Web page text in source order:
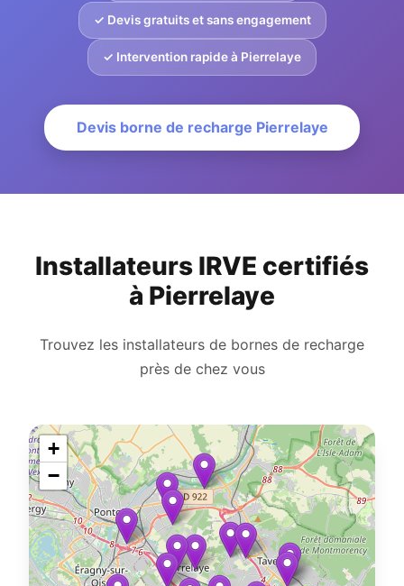
✓ Devis gratuits et sans engagement
✓ Intervention rapide à Pierrelaye
Devis borne de recharge Pierrelaye
Installateurs IRVE certifiés
à Pierrelaye
Trouvez les installateurs de bornes de recharge
près de chez vous
+
−